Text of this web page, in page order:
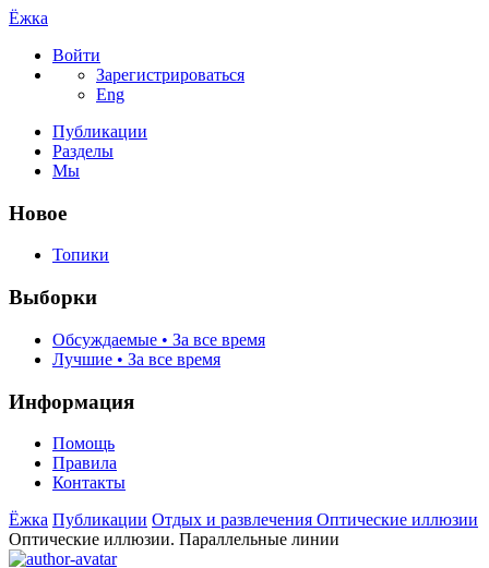
Ёжка
Войти
Зарегистрироваться
Eng
Публикации
Разделы
Мы
Новое
Топики
Выборки
Обсуждаемые • За все время
Лучшие • За все время
Информация
Помощь
Правила
Контакты
Ёжка Публикации Отдых и развлечения Оптические иллюзии
Оптические иллюзии. Параллельные линии